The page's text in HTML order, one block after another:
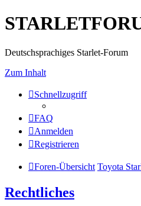
Deutschsprachiges Starlet-Forum
Zum Inhalt
Schnellzugriff
FAQ
Anmelden
Registrieren
Foren-Übersicht Toyota
Rechtliches